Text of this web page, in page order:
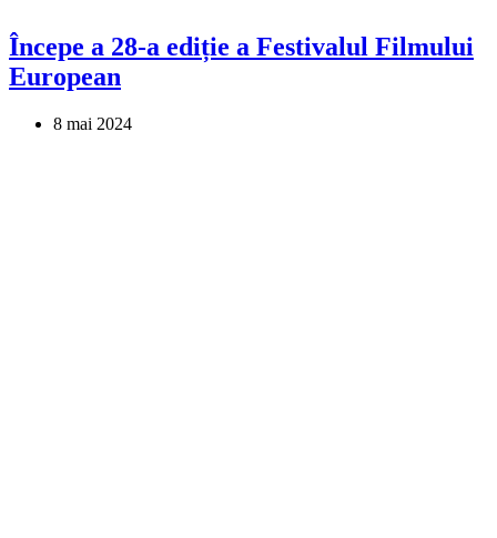
Începe a 28-a ediție a Festivalul Filmului
European
8 mai 2024